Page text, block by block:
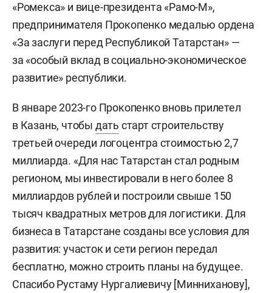
«Ромекса» и вице-президента «Рамо-М»,
предпринимателя Прокопенко медалью ордена
«За заслуги перед Республикой Татарстан» —
за «особый вклад в социально-экономическое
развитие» республики.
В январе 2023-го Прокопенко вновь прилетел
в Казань, чтобы дать старт строительству
третьей очереди логоцентра стоимостью 2,7
миллиарда. «Для нас Татарстан стал родным
регионом, мы инвестировали в него более 8
миллиардов рублей и построили свыше 150
тысяч квадратных метров для логистики. Для
бизнеса в Татарстане созданы все условия для
развития: участок и сети регион передал
бесплатно, можно строить планы на будущее.
Спасибо Рустаму Нургалиевичу [Минниханову],